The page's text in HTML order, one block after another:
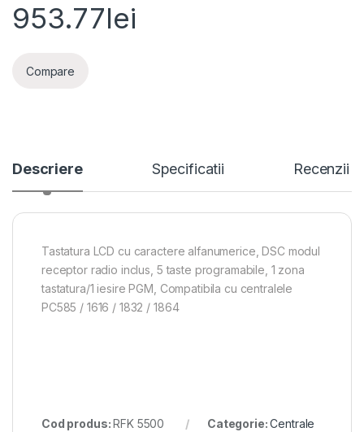
953.77lei
Compare
Descriere Specificatii Recenzii
Tastatura LCD cu caractere alfanumerice, DSC modul
receptor radio inclus, 5 taste programabile, 1 zona
tastatura/1 iesire PGM, Compatibila cu centralele
PC585 / 1616 / 1832 / 1864
Cod produs:RFK 5500 Categorie:Centrale